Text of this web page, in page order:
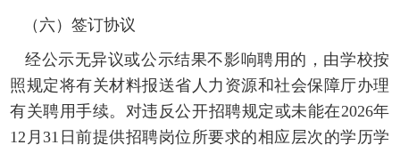
（六）签订协议
经公示无异议或公示结果不影响聘用的，由学校按
照规定将有关材料报送省人力资源和社会保障厅办理
有关聘用手续。 对违反公开招聘规定或未能在2026年
12月31日前提供招聘岗位所要求的相应层次的学历学